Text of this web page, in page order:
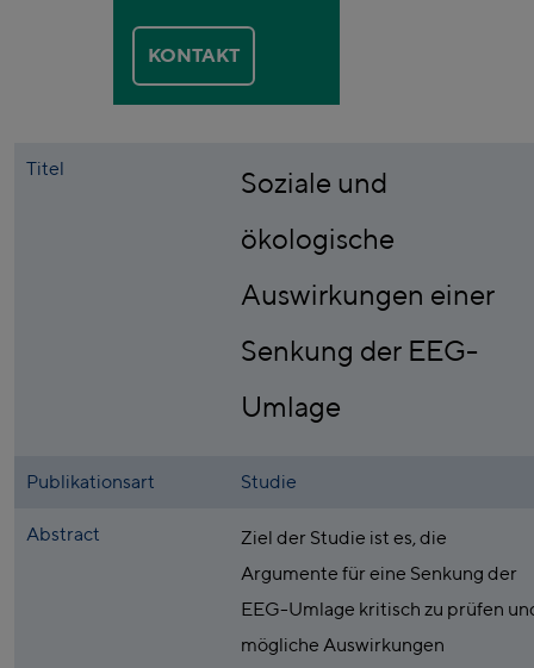
KONTAKT
Titel
Soziale und
ökologische
Auswirkungen einer
Senkung der EEG-
Umlage
Publikationsart Studie
Abstract
Ziel der Studie ist es, die
Argumente für eine Senkung der
EEG-Umlage kritisch zu prüfen
mögliche Auswirkungen